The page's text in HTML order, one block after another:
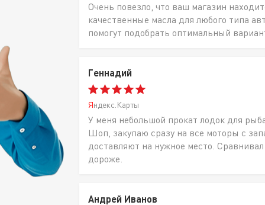
Очень повезло, что ваш магазин
качественные масла для любого типа
помогут подобрать оптимальный
Геннадий
Яндекс.Карты
У меня небольшой прокат лодок для
Шоп, закупаю сразу на все моторы с
доставляют на нужное место.
дороже.
Андрей Иванов